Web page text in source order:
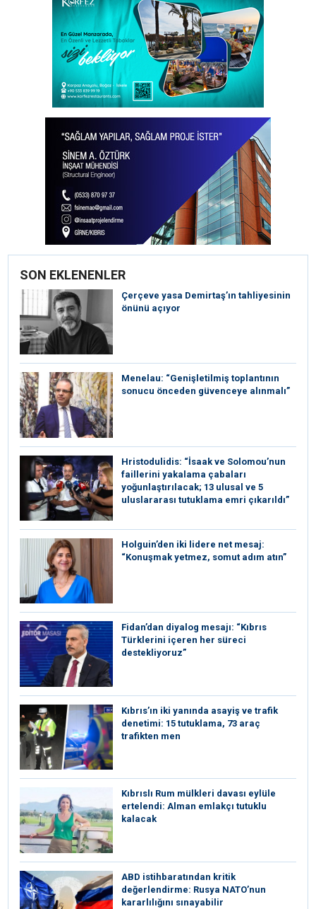
SON EKLENENLER
Çerçeve yasa Demirtaş’ın tahliyesinin
önünü açıyor
Menelau: “Genişletilmiş toplantının
sonucu önceden güvenceye alınmalı”
Hristodulidis: “İsaak ve Solomou’nun
faillerini yakalama çabaları
yoğunlaştırılacak; 13 ulusal ve 5
uluslararası tutuklama emri çıkarıldı”
Holguin’den iki lidere net mesaj:
“Konuşmak yetmez, somut adım atın”
Fidan’dan diyalog mesajı: “Kıbrıs
Türklerini içeren her süreci
destekliyoruz”
Kıbrıs’ın iki yanında asayiş ve trafik
denetimi: 15 tutuklama, 73 araç
trafikten men
Kıbrıslı Rum mülkleri davası eylüle
ertelendi: Alman emlakçı tutuklu
kalacak
ABD istihbaratından kritik
değerlendirme: Rusya NATO’nun
kararlılığını sınayabilir